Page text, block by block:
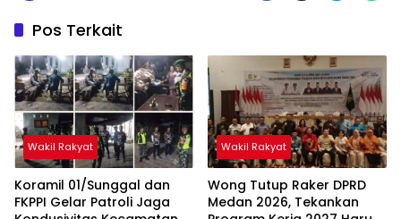
Pos Terkait
Wakil Rakyat
Koramil 01/Sunggal dan
FKPPI Gelar Patroli Jaga
Wakil Rakyat
Wong Tutup Raker DPRD
Medan 2026, Tekankan